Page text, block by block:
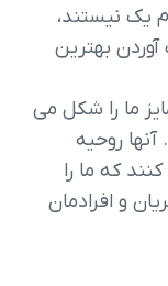
یک نیستند،
آوردن بهترین
ما را شکل می
آنها روحیه
که ما را
و افرادمان